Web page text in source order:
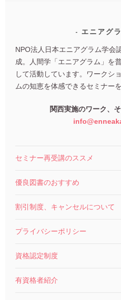
エニアグ
NPO法人日本エニアグラム学会
成。人間学「エニアグラム」を
して活動しています。ワークシ
ムの知恵を体感できるセミナー
関西実施のワーク、
セミナー再受講のススメ
優良図書のおすすめ
割引制度、キャンセルについて
プライバシーポリシー
資格認定制度
有資格者紹介